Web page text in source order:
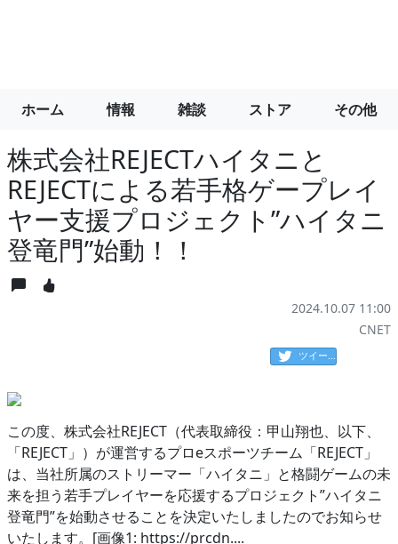
ホーム 情報 雑談 ストア その他
株式会社REJECTハイタニと
REJECTによる若手格ゲープレイ
ヤー支援プロジェクト”ハイタニ
登竜門”始動！！
2024.10.07 11:00
CNET
ツイート
この度、株式会社REJECT（代表取締役：甲山翔也、以下、
「REJECT」）が運営するプロeスポーツチーム「REJECT」
は、当社所属のストリーマー「ハイタニ」と格闘ゲームの未
来を担う若手プレイヤーを応援するプロジェクト”ハイタニ
登竜門”を始動させることを決定いたしましたのでお知らせ
いたします。[画像1: https://prcdn....